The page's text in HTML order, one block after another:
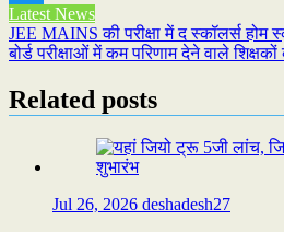
Refind
Latest News
Post
navigation
JEE MAINS की परीक्षा में द स्कॉलर्स होम
बोर्ड परीक्षाओं में कम परिणाम देने वाले
Related posts
Jul 26, 2026 deshadesh27